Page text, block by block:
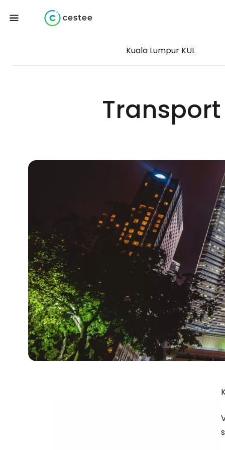
Kuala Lumpur KUL